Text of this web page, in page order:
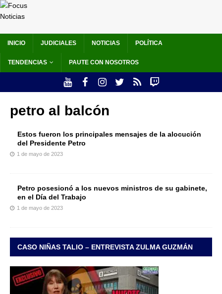
INICIO JUDICIALES NOTICIAS POLÍTICA
TENDENCIAS PAUTE CON NOSOTROS
petro al balcón
Estos fueron los principales mensajes de la alocución
del Presidente Petro
1 de mayo de 2023
Petro posesionó a los nuevos ministros de su gabinete,
en el Día del Trabajo
1 de mayo de 2023
CASO NIÑAS TALIO – ENTREVISTA ZULMA GUZMÁN